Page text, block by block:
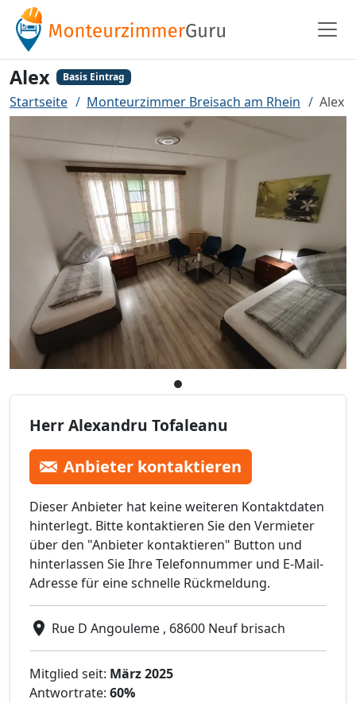
Alex Basis Eintrag
Startseite Monteurzimmer Breisach am Rhein Alex
Herr Alexandru Tofaleanu
Anbieter kontaktieren
Dieser Anbieter hat keine weiteren Kontaktdaten
hinterlegt. Bitte kontaktieren Sie den Vermieter
über den "Anbieter kontaktieren" Button und
hinterlassen Sie Ihre Telefonnummer und E-Mail-
Adresse für eine schnelle Rückmeldung.
Rue D Angouleme , 68600 Neuf brisach
Mitglied seit: März 2025
Antwortrate: 60%